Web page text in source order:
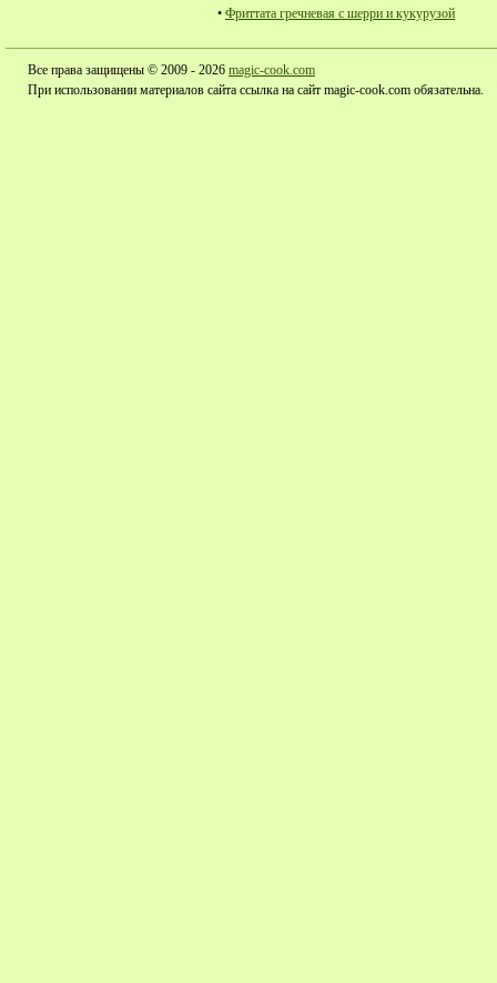
• Фриттата гречневая с шерри и кукурузой
Все права защищены © 2009 - 2026 magic-cook.com
При использовании материалов сайта ссылка на сайт magic-cook.com обязательна.